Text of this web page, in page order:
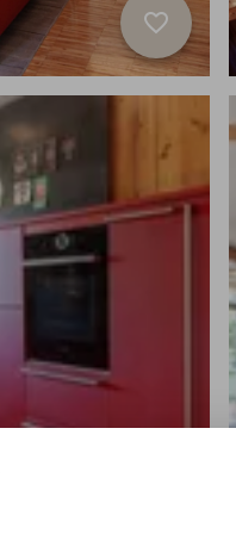
favorite_border